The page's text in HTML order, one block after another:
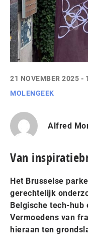
21 NOVEMBER 2025 -
MOLENGEEK
Alfred
Van
Het Brusselse
gerechtelijk
Belgische tech-hub
Vermoedens van
hieraan ten